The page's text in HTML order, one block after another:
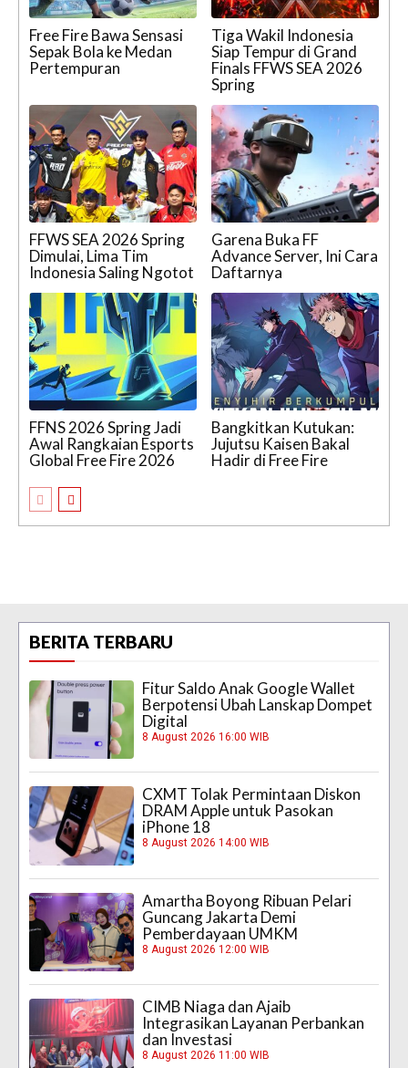
Free Fire Bawa Sensasi
Sepak Bola ke Medan
Pertempuran
Tiga Wakil Indonesia
Siap Tempur di Grand
Finals FFWS SEA 2026
Spring
FFWS SEA 2026 Spring
Dimulai, Lima Tim
Indonesia Saling Ngotot
Garena Buka FF
Advance Server, Ini Cara
Daftarnya
FFNS 2026 Spring Jadi
Awal Rangkaian Esports
Global Free Fire 2026
Bangkitkan Kutukan:
Jujutsu Kaisen Bakal
Hadir di Free Fire
BERITA TERBARU
Fitur Saldo Anak Google Wallet
Berpotensi Ubah Lanskap Dompet
Digital
8 August 2026 16:00 WIB
CXMT Tolak Permintaan Diskon
DRAM Apple untuk Pasokan
iPhone 18
8 August 2026 14:00 WIB
Amartha Boyong Ribuan Pelari
Guncang Jakarta Demi
Pemberdayaan UMKM
8 August 2026 12:00 WIB
CIMB Niaga dan Ajaib
Integrasikan Layanan Perbankan
dan Investasi
8 August 2026 11:00 WIB